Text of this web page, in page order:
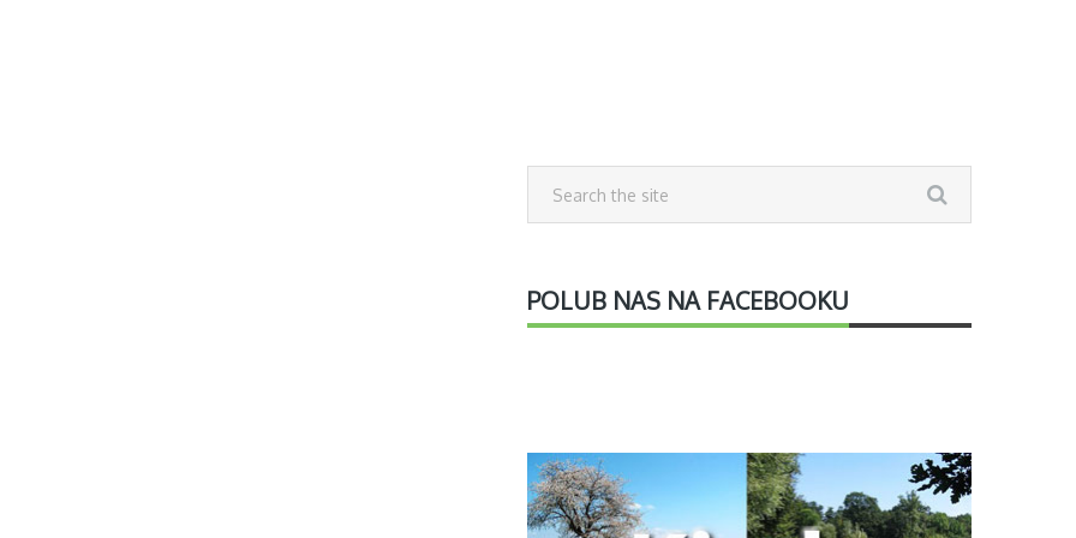
POLUB NAS NA FACEBOOKU